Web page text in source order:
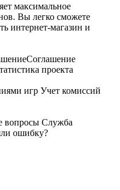
максимальное
Вы легко сможете
интернет-магазин и
Соглашение
проекта
игр Учет комиссий
вопросы Служба
ошибку?